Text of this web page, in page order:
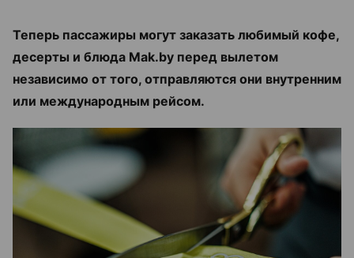
Теперь пассажиры могут заказать любимый кофе,
десерты и блюда Mak.by перед вылетом
независимо от того, отправляются они внутренним
или международным рейсом.